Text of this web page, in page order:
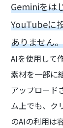
Geminiをは
YouTubeに
ありません。
AIを使用して
素材を一部に
アップロード
ム上でも、ク
のAIの利用は